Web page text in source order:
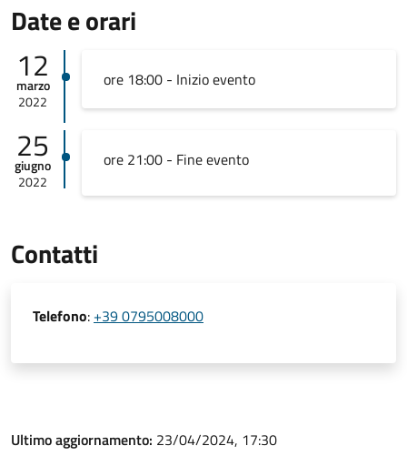
Date e orari
12
marzo
2022
ore 18:00 - Inizio evento
25
giugno
2022
ore 21:00 - Fine evento
Contatti
Telefono: +39 0795008000
Ultimo aggiornamento: 23/04/2024, 17:30